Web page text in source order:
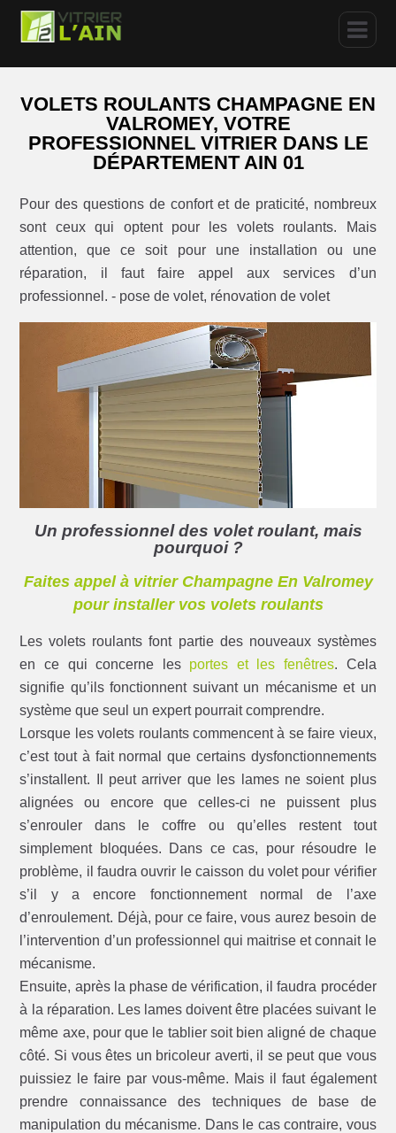
VOLETS ROULANTS CHAMPAGNE EN
VALROMEY, VOTRE
PROFESSIONNEL VITRIER DANS LE
DÉPARTEMENT AIN 01
Pour des questions de confort et de praticité, nombreux
sont ceux qui optent pour les volets roulants. Mais
attention, que ce soit pour une installation ou une
réparation, il faut faire appel aux services d’un
professionnel. - pose de volet, rénovation de volet
Un professionnel des volet roulant, mais
pourquoi ?
Faites appel à vitrier Champagne En Valromey
pour installer vos volets roulants
Les volets roulants font partie des nouveaux systèmes
en ce qui concerne les portes et les fenêtres. Cela
signifie qu’ils fonctionnent suivant un mécanisme et un
système que seul un expert pourrait comprendre.
Lorsque les volets roulants commencent à se faire vieux,
c’est tout à fait normal que certains dysfonctionnements
s’installent. Il peut arriver que les lames ne soient plus
alignées ou encore que celles-ci ne puissent plus
s’enrouler dans le coffre ou qu’elles restent tout
simplement bloquées. Dans ce cas, pour résoudre le
problème, il faudra ouvrir le caisson du volet pour vérifier
s’il y a encore fonctionnement normal de l’axe
d’enroulement. Déjà, pour ce faire, vous aurez besoin de
l’intervention d’un professionnel qui maitrise et connait le
mécanisme.
Ensuite, après la phase de vérification, il faudra procéder
à la réparation. Les lames doivent être placées suivant le
même axe, pour que le tablier soit bien aligné de chaque
côté. Si vous êtes un bricoleur averti, il se peut que vous
puissiez le faire par vous-même. Mais il faut également
prendre connaissance des techniques de base de
manipulation du mécanisme. Dans le cas contraire, vous